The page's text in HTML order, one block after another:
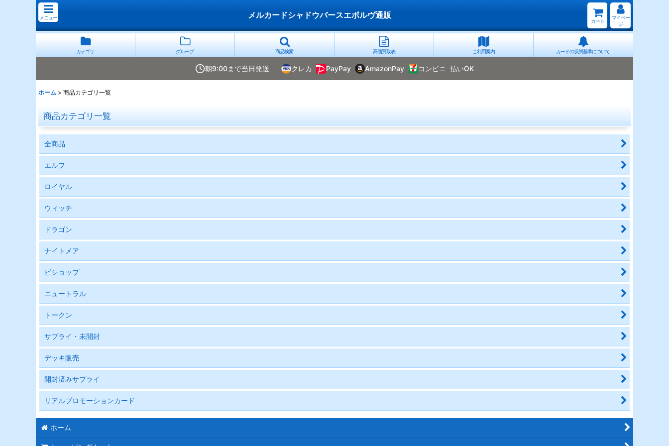
メニュー メルカードシャドウバースエボルヴ通販
カート
マイペー
ジ
カテゴリ グループ 商品検索 高価買取表 ご利用案内 カードの状態基準について
朝9:00まで当日発送 クレカ PayPay AmazonPay コンビニ 払いOK
ホーム > 商品カテゴリ一覧
商品カテゴリ一覧
全商品
エルフ
ロイヤル
ウィッチ
ドラゴン
ナイトメア
ビショップ
ニュートラル
トークン
サプライ・未開封
デッキ販売
開封済みサプライ
リアルプロモーションカード
ホーム